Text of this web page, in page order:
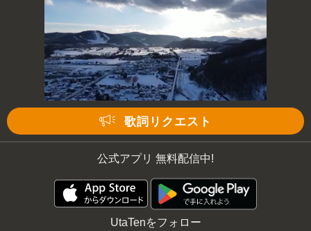
歌詞リクエスト
公式アプリ 無料配信中!
UtaTenをフォロー